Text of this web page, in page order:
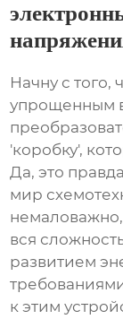
Начну с того,
упрощенным
'коробку',
Да, это
мир
вся
развитием
к этим